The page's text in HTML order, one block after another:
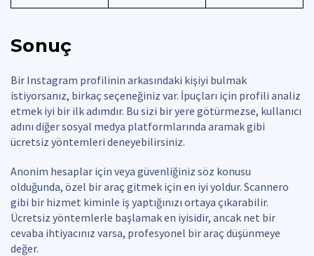
Sonuç
Bir Instagram profilinin arkasındaki kişiyi bulmak
istiyorsanız, birkaç seçeneğiniz var. İpuçları için profili analiz
etmek iyi bir ilk adımdır. Bu sizi bir yere götürmezse, kullanıcı
adını diğer sosyal medya platformlarında aramak gibi
ücretsiz yöntemleri deneyebilirsiniz.
Anonim hesaplar için veya güvenliğiniz söz konusu
olduğunda, özel bir araç gitmek için en iyi yoldur. Scannero
gibi bir hizmet kiminle iş yaptığınızı ortaya çıkarabilir.
Ücretsiz yöntemlerle başlamak en iyisidir, ancak net bir
cevaba ihtiyacınız varsa, profesyonel bir araç düşünmeye
değer.